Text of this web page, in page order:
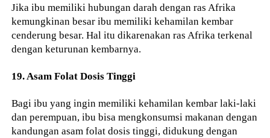
Jika ibu memiliki hubungan darah dengan ras Afrika
kemungkinan besar ibu memiliki kehamilan kembar
cenderung besar. Hal itu dikarenakan ras Afrika terkenal
dengan keturunan kembarnya.
19. Asam Folat Dosis Tinggi
Bagi ibu yang ingin memiliki kehamilan kembar laki-laki
dan perempuan, ibu bisa mengkonsumsi makanan dengan
kandungan asam folat dosis tinggi, didukung dengan